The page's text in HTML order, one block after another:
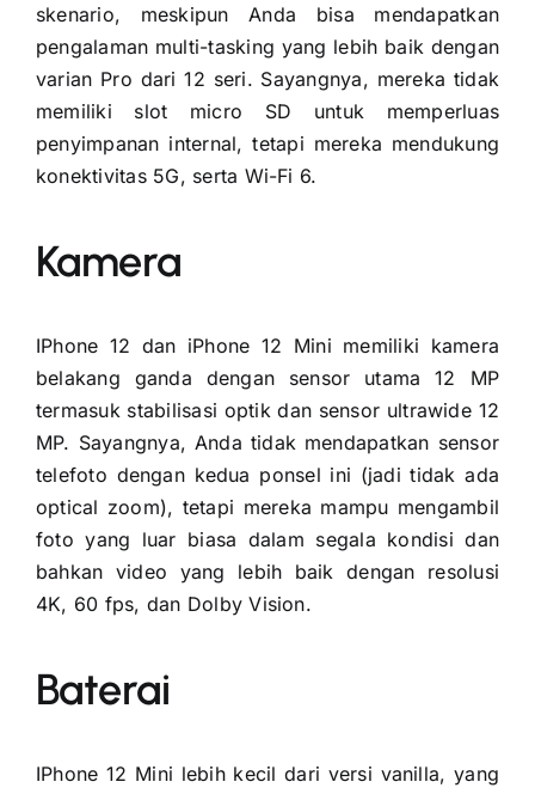
skenario, meskipun Anda bisa mendapatkan
pengalaman multi-tasking yang lebih baik dengan
varian Pro dari 12 seri. Sayangnya, mereka tidak
memiliki slot micro SD untuk memperluas
penyimpanan internal, tetapi mereka mendukung
konektivitas 5G, serta Wi-Fi 6.
Kamera
IPhone 12 dan iPhone 12 Mini memiliki kamera
belakang ganda dengan sensor utama 12 MP
termasuk stabilisasi optik dan sensor ultrawide 12
MP. Sayangnya, Anda tidak mendapatkan sensor
telefoto dengan kedua ponsel ini (jadi tidak ada
optical zoom), tetapi mereka mampu mengambil
foto yang luar biasa dalam segala kondisi dan
bahkan video yang lebih baik dengan resolusi
4K, 60 fps, dan Dolby Vision.
Baterai
IPhone 12 Mini lebih kecil dari versi vanilla, yang